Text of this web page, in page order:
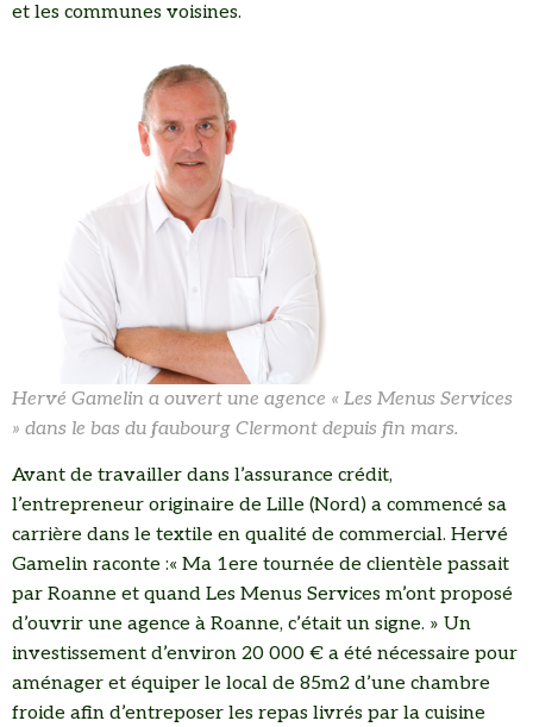
et les communes voisines.
Hervé Gamelin a ouvert une agence « Les Menus Services
» dans le bas du faubourg Clermont depuis fin mars.
Avant de travailler dans l’assurance crédit,
l’entrepreneur originaire de Lille (Nord) a commencé sa
carrière dans le textile en qualité de commercial. Hervé
Gamelin raconte :« Ma 1ere tournée de clientèle passait
par Roanne et quand Les Menus Services m’ont proposé
d’ouvrir une agence à Roanne, c’était un signe. » Un
investissement d’environ 20 000 € a été nécessaire pour
aménager et équiper le local de 85m2 d’une chambre
froide afin d’entreposer les repas livrés par la cuisine